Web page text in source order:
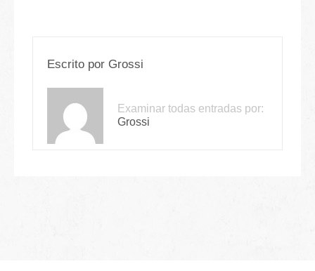
Escrito por Grossi
Examinar todas entradas por:
Grossi